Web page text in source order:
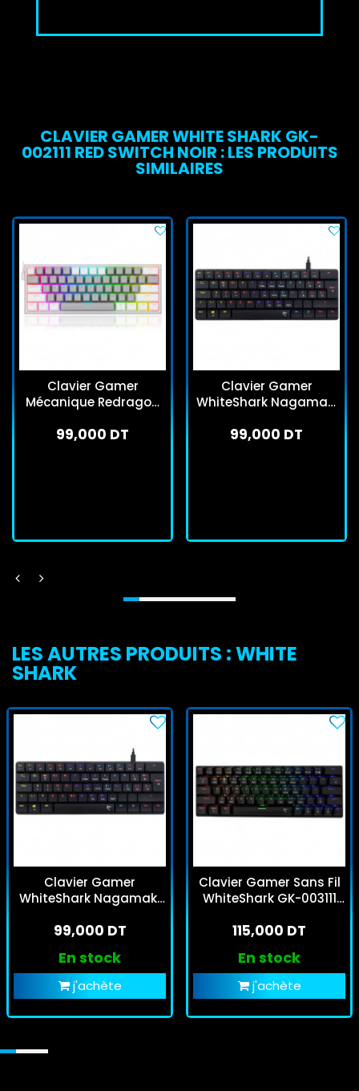
CLAVIER GAMER WHITE SHARK GK-
002111 RED SWITCH NOIR : LES PRODUITS
SIMILAIRES
Clavier Gamer
Mécanique Redragon
99,000 DT
Clavier Gamer
WhiteShark Nagamaki
99,000 DT
LES AUTRES PRODUITS : WHITE
SHARK
Clavier Gamer
WhiteShark Nagamaki
99,000 DT
En stock
j'achète
Clavier Gamer Sans Fil
WhiteShark GK-003111
RGB
115,000 DT
En stock
j'achète